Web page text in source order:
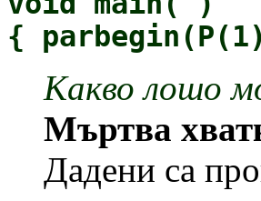
{
Какво лошо
Мъртва
Дадени са